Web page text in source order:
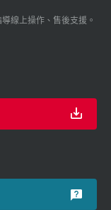
線上操作、售後支援。